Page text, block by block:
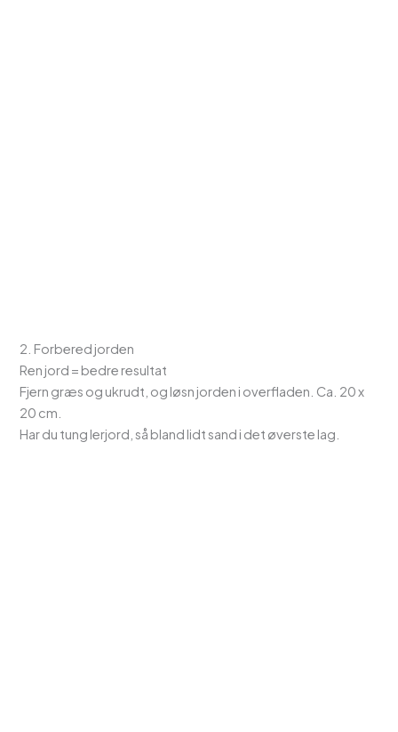
2. Forbered jorden
Ren jord = bedre resultat
Fjern græs og ukrudt, og løsn jorden i overfladen. Ca. 20 x
20 cm.
Har du tung lerjord, så bland lidt sand i det øverste lag.